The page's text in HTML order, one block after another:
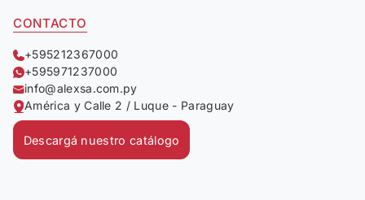
CONTACTO
+595212367000
+595971237000
info@alexsa.com.py
América y Calle 2 / Luque - Paraguay
Descargá nuestro catálogo